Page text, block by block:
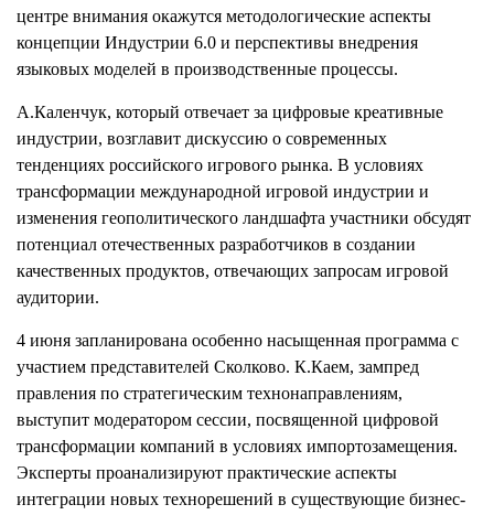
центре внимания окажутся методологические аспекты
концепции Индустрии 6.0 и перспективы внедрения
языковых моделей в производственные процессы.
А.Каленчук, который отвечает за цифровые креативные
индустрии, возглавит дискуссию о современных
тенденциях российского игрового рынка. В условиях
трансформации международной игровой индустрии и
изменения геополитического ландшафта участники обсудят
потенциал отечественных разработчиков в создании
качественных продуктов, отвечающих запросам игровой
аудитории.
4 июня запланирована особенно насыщенная программа с
участием представителей Сколково. К.Каем, зампред
правления по стратегическим технонаправлениям,
выступит модератором сессии, посвященной цифровой
трансформации компаний в условиях импортозамещения.
Эксперты проанализируют практические аспекты
интеграции новых технорешений в существующие бизнес-